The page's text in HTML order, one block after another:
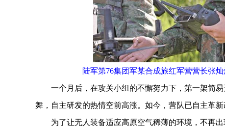
陆军第76集团军某合成旅红军营营长张
一个月后，在攻关小组的不懈努力下，第一架简易
舞，自主研发的热情空前高涨。如今，营队已自主革
为了让无人装备适应高原空气稀薄的环境，不再出